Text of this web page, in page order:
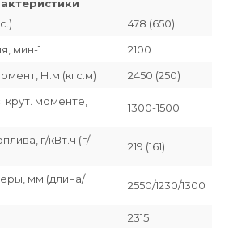
478 (650)
мин-1
2100
Н.м (кгс.м)
2450 (250)
крут. моменте,
1300-1500
г/кВт.ч (г/
219 (161)
мм (длина/
2550/1230/1300
2315